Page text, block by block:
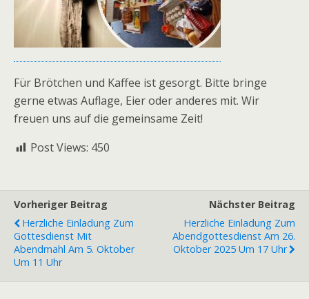
Für Brötchen und Kaffee ist gesorgt. Bitte bringe
gerne etwas Auflage, Eier oder anderes mit. Wir
freuen uns auf die gemeinsame Zeit!
Post Views: 450
Vorheriger Beitrag
Herzliche Einladung Zum
Gottesdienst Mit
Abendmahl Am 5. Oktober
Um 11 Uhr
Nächster Beitrag
Herzliche Einladung Zum
Abendgottesdienst Am 26.
Oktober 2025 Um 17 Uhr